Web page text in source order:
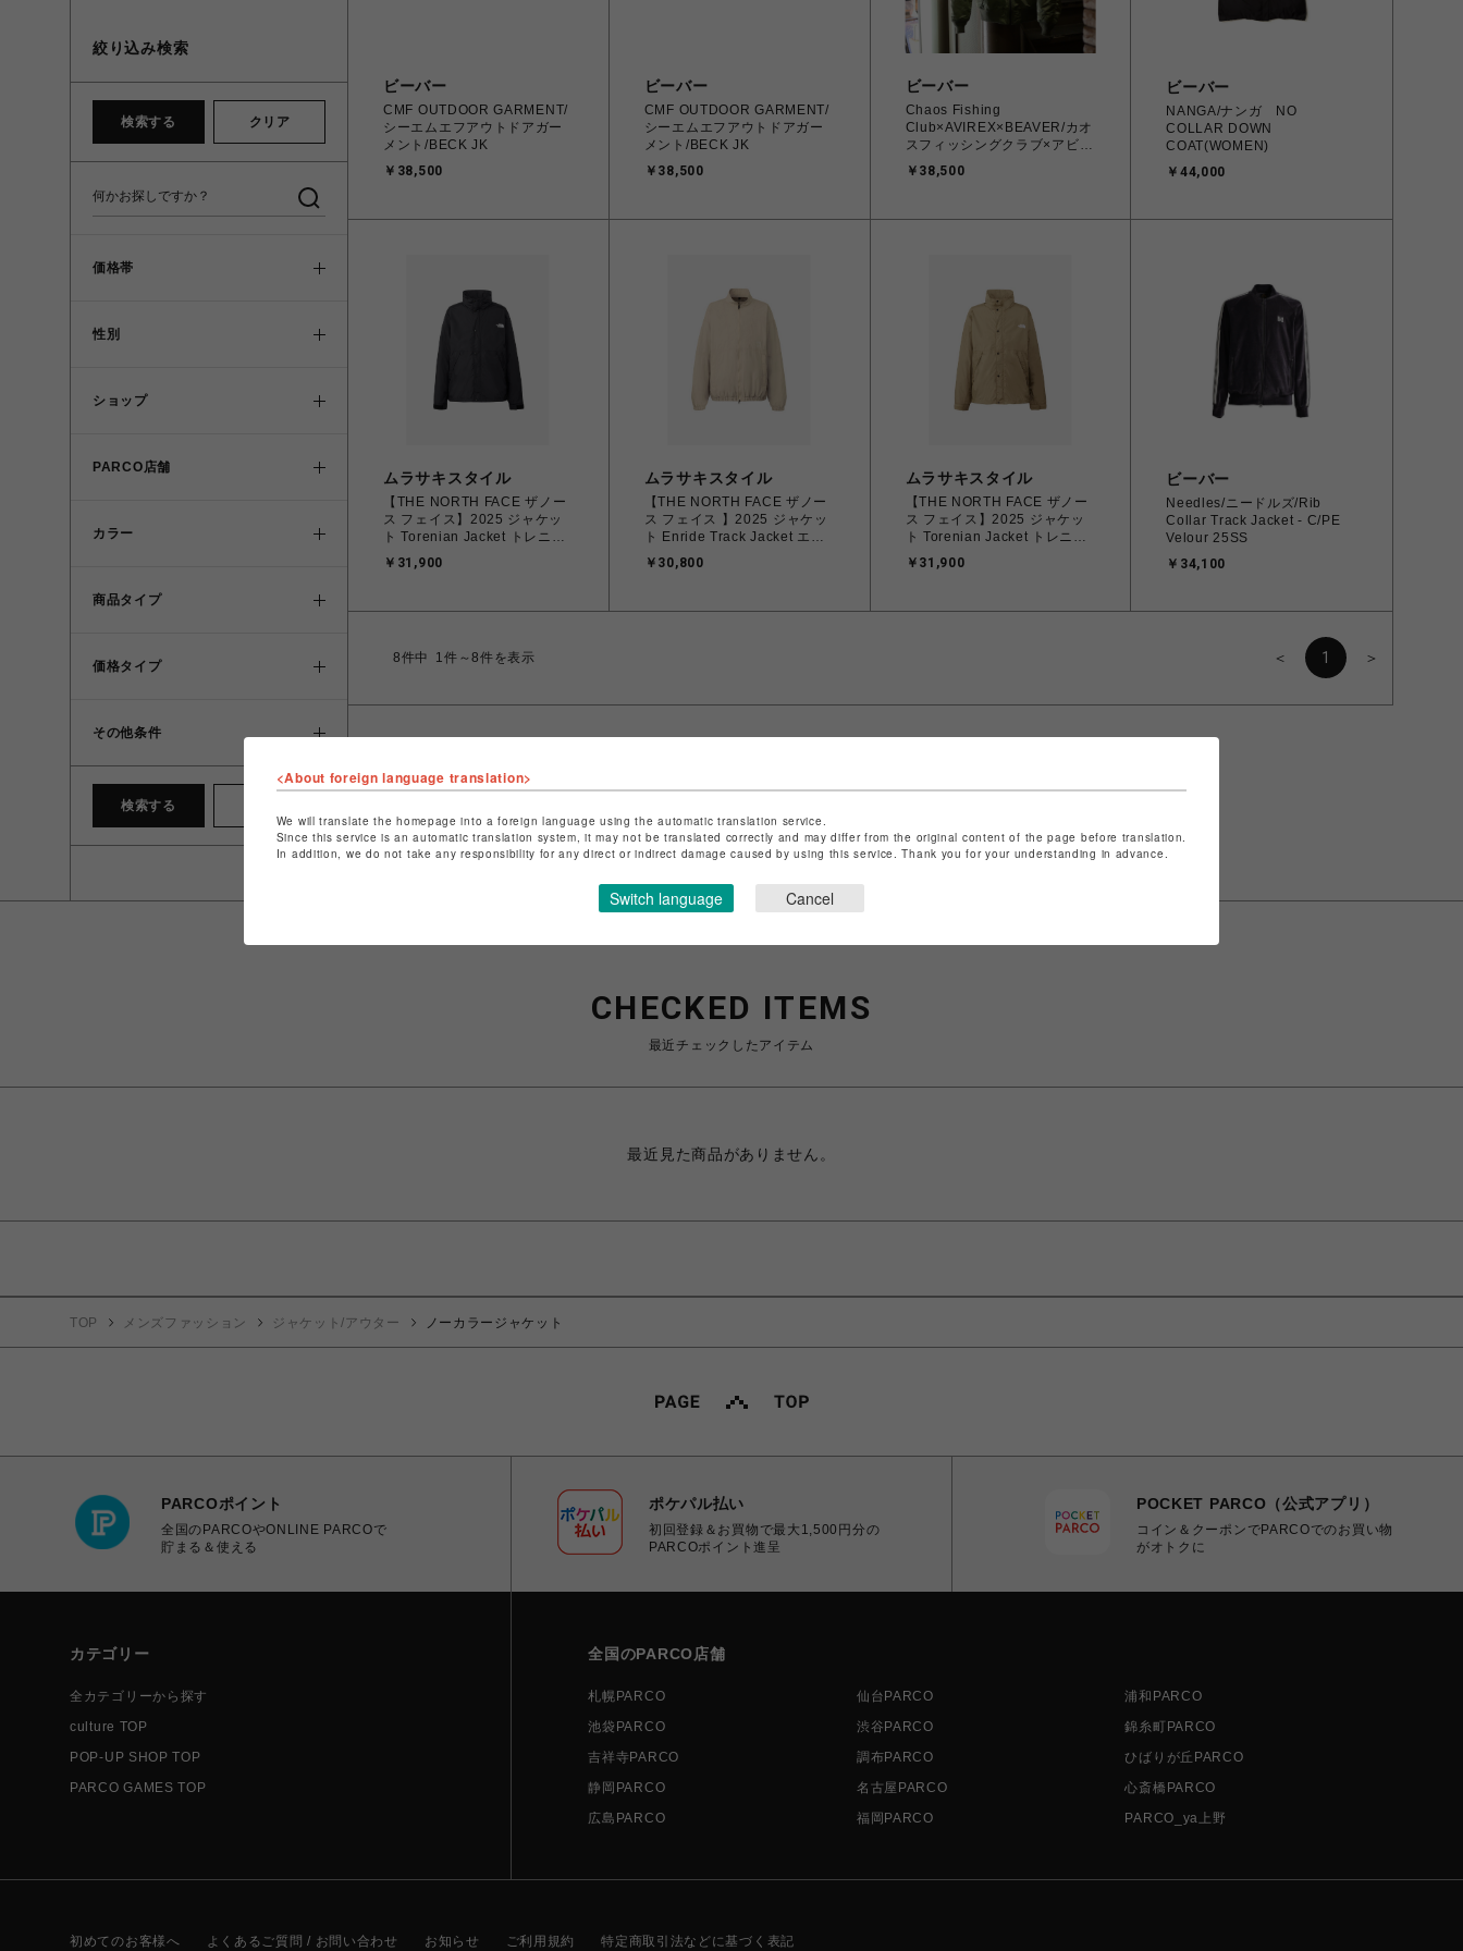
絞り込み検索
検索する クリア
価格帯
性別
ショップ
PARCO店舗
カラー
商品タイプ
価格タイプ
その他条件
検索する
ビーバー
CMF OUTDOOR GARMENT/
シーエムエフアウトドアガー
メント/BECK JK
￥38,500
ビーバー
CMF OUTDOOR GARMENT/
シーエムエフアウトドアガー
メント/BECK JK
￥38,500
ビーバー
Chaos Fishing
Club×AVIREX×BEAVER/カオ
スフィッシングクラブ×アビレ
COMMERCIAL
￥38,500
ビーバー
NANGA/ナンガ NO
COLLAR DOWN
COAT(WOMEN)
￥44,000
ムラサキスタイル
【THE NORTH FACE ザノー
ス フェイス】2025 ジャケッ
ト Torenian Jacket トレニア
ラック (S~L)【送料無料 :北海
￥31,900
ムラサキスタイル
【THE NORTH FACE ザノー
ス フェイス 】2025 ジャケッ
ト Enride Track Jacket エン
NP22560 FI フォッシル アイ
￥30,800
ムラサキスタイル
【THE NORTH FACE ザノー
ス フェイス】2025 ジャケッ
ト Torenian Jacket トレニア
ケルプタン (S~L)【送料無料 :
￥31,900
ビーバー
Needles/ニードルズ/Rib
Collar Track Jacket - C/PE
Velour 25SS
￥34,100
8件中 1件～8件を表示 ＜ 1 ＞
CHECKED ITEMS
最近チェックしたアイテム
最近見た商品がありません。
TOP メンズファッション ジャケット/アウター ノーカラージャケット
PARCOポイント
全国のPARCOやONLINE PARCOで
貯まる＆使える
ポケパル払い
初回登録＆お買物で最大1,500円分の
PARCOポイント進呈
POCKET PARCO（公式アプリ）
コイン＆クーポンでPARCOでのお買い物
がオトクに
カテゴリー
全カテゴリーから探す
culture TOP
POP-UP SHOP TOP
PARCO GAMES TOP
全国のPARCO店舗
札幌PARCO 仙台PARCO
浦和PARCO
池袋PARCO
渋谷PARCO
錦糸町PARCO
吉祥寺PARCO
調布PARCO
ひばりが丘PARCO
静岡PARCO
名古屋PARCO
心斎橋PARCO
広島PARCO
福岡PARCO PARCO_ya上野
初めてのお客様へ よくあるご質問 / お問い合わせ お知らせ ご利用規約 特定商取引法などに基づく表記
<About foreign language translation>
We will translate the homepage into a foreign language using the automatic translation service.
Since this service is an automatic translation system, it may not be translated correctly and may differ from the original content of the page before translation.
In addition, we do not take any responsibility for any direct or indirect damage caused by using this service. Thank you for your understanding in advance.
Switch language Cancel